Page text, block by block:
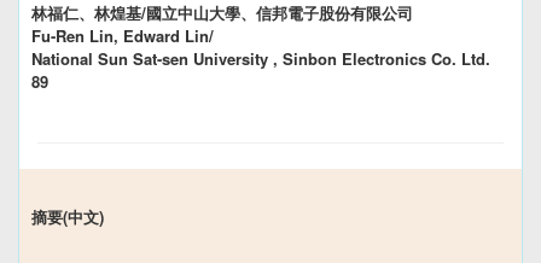
林福仁、林煌基/國立中山大學、信邦電子股份有限公司
Fu-Ren Lin, Edward Lin/
National Sun Sat-sen University , Sinbon Electronics Co. Ltd.
89
摘要(中文)